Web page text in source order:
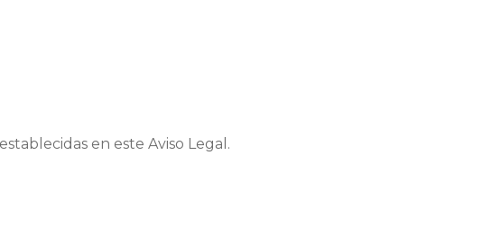
en este Aviso Legal.